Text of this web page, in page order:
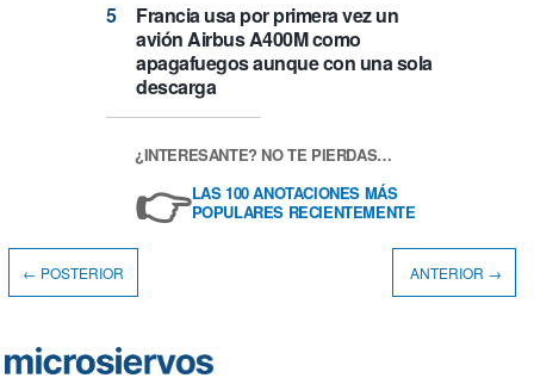
Francia usa por primera vez un
avión Airbus A400M como
apagafuegos aunque con una sola
descarga
¿INTERESANTE? NO TE PIERDAS…
👉LAS 100 ANOTACIONES MÁS
POPULARES RECIENTEMENTE
← POSTERIOR ANTERIOR →